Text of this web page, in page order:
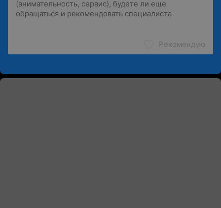
Рекомендую